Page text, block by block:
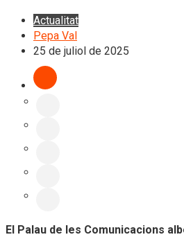
Actualitat
Pepa Val
25 de juliol de 2025
El Palau de les Comunicacions